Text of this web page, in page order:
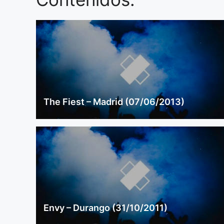
The Fiest – Madrid (07/06/2013)
Envy – Durango (31/10/2011)